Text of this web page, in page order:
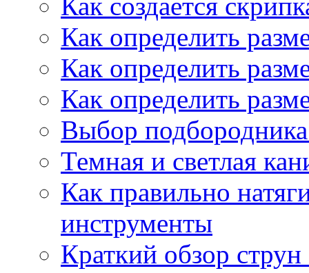
Как определить
Как определить
Как определить
Выбор
Темная и светлая
Как правильно
инструменты
Краткий обзор